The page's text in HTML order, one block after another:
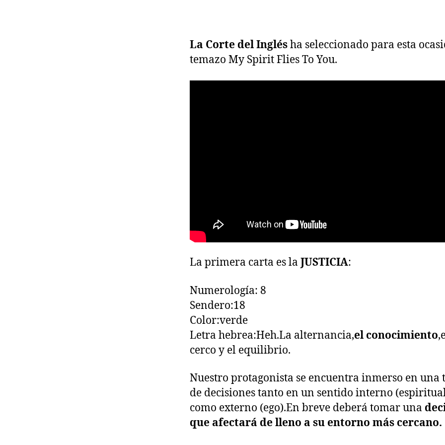
La Corte del Inglésha seleccionado para esta
temazo My Spirit Flies To You.
La primera carta es la JUSTICIA:
Numerología: 8
Sendero:18
Color:verde
Letra hebrea:Heh.La alternancia,el conocimiento
cerco y el equilibrio.
Nuestro protagonista se encuentra inmerso en una
de decisiones tanto en un sentido interno
como externo (ego).En breve deberá tomar una
que afectará de lleno a su entorno más cercano.